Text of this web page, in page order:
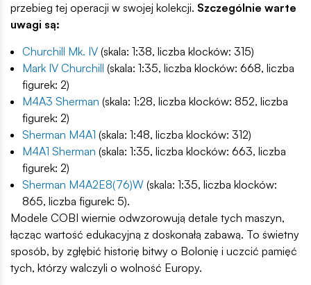
przebieg tej operacji w swojej kolekcji. Szczególnie warte
uwagi są:
Churchill Mk. IV (skala: 1:38, liczba klocków: 315)
Mark IV Churchill (skala: 1:35, liczba klocków: 668, liczba
figurek: 2)
M4A3 Sherman (skala: 1:28, liczba klocków: 852, liczba
figurek: 2)
Sherman M4A1 (skala: 1:48, liczba klocków: 312)
M4A1 Sherman (skala: 1:35, liczba klocków: 663, liczba
figurek: 2)
Sherman M4A2E8(76)W (skala: 1:35, liczba klocków:
865, liczba figurek: 5).
Modele COBI wiernie odwzorowują detale tych maszyn,
łącząc wartość edukacyjną z doskonałą zabawą. To świetny
sposób, by zgłębić historię bitwy o Bolonię i uczcić pamięć
tych, którzy walczyli o wolność Europy.